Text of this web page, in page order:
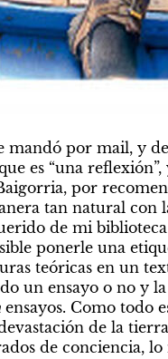
mandó por mail, y
es “una
por
tan natural con
de mi
ponerle una
teóricas en un
un ensayo o no y
ensayos. Como todo
de la
de conciencia,